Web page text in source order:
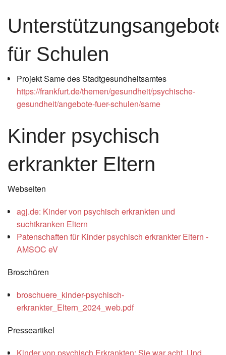
Unterstützungsangebote
für Schulen
Projekt Same des Stadtgesundheitsamtes
https://frankfurt.de/themen/gesundheit/psychische-
gesundheit/angebote-fuer-schulen/same
Kinder psychisch
erkrankter Eltern
Webseiten
agj.de: Kinder von psychisch erkrankten und
suchtkranken Eltern
Patenschaften für Kinder psychisch erkrankter Eltern -
AMSOC eV
Broschüren
broschuere_kinder-psychisch-
erkrankter_Eltern_2024_web.pdf
Presseartikel